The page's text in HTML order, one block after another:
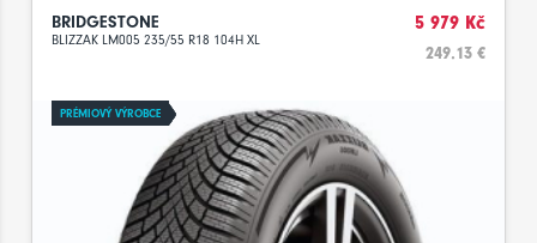
BRIDGESTONE
BLIZZAK LM005 235/55 R18 104H XL
5 979 Kč
249.13 €
PRÉMIOVÝ VÝROBCE